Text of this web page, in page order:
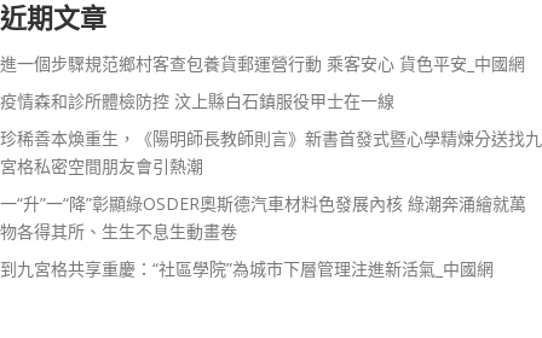
近期文章
進一個步驟規范鄉村客查包養貨郵運營行動 乘客安心 貨色平安_中國網
疫情森和診所體檢防控 汶上縣白石鎮服役甲士在一線
珍稀善本煥重生，《陽明師長教師則言》新書首發式暨心學精煉分送找九
宮格私密空間朋友會引熱潮
一“升”一“降”彰顯綠OSDER奧斯德汽車材料色發展內核 綠潮奔涌繪就萬
物各得其所、生生不息生動畫卷
到九宮格共享重慶：“社區學院”為城市下層管理注進新活氣_中國網